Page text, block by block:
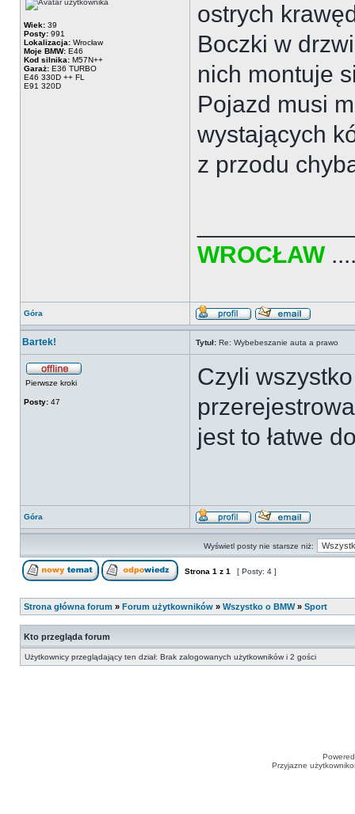
Wiek: 39
Posty: 991
Lokalizacja: Wrocław
Moje BMW: E46
Kod silnika: M57N++
Garaż: E36 TURBO
E46 330D ++ FL
E91 320D
ostrych
Boczki w
nich montuje
Pojazd musi
wystających
z przodu
WROCŁAW
Góra
Bartek! Tytuł: Re: Wybebeszanie auta a prawo
Pierwsze kroki
Posty: 47
Czyli
jest to łatwe
Góra
Wyświetl posty nie starsze niż:
Strona 1 z 1 [ Posty: 4 ]
Strona główna forum » Forum użytkowników » Wszystko o BMW» Sport
Kto przegląda forum
Użytkownicy przeglądający ten dział: Brak zalogowanych użytkowników i 2 gości
Przyjazne